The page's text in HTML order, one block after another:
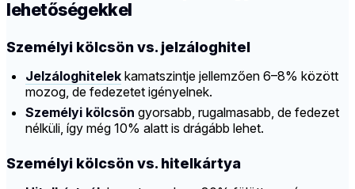
lehetőségekkel
Személyi kölcsön vs. jelzáloghitel
Jelzáloghitelek kamatszintje jellemzően 6–8% között
mozog, de fedezetet igényelnek.
Személyi kölcsön gyorsabb, rugalmasabb, de fedezet
nélküli, így még 10% alatt is drágább lehet.
Személyi kölcsön vs. hitelkártya